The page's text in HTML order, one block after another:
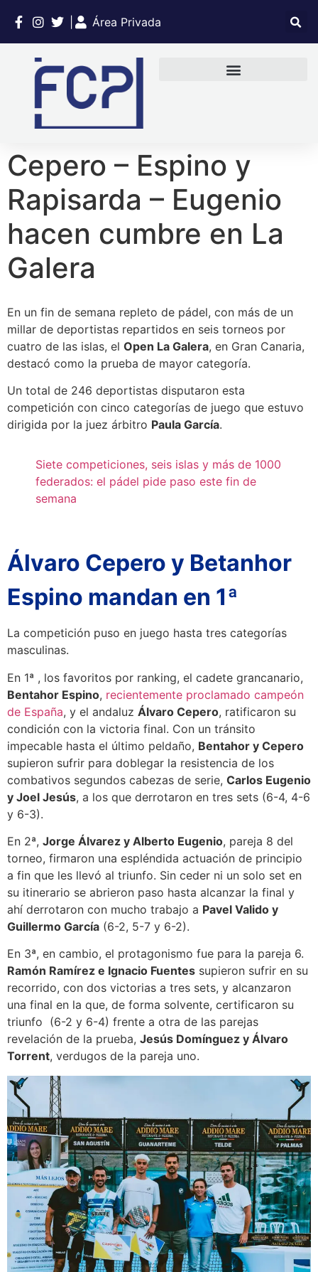
Área Privada
Cepero – Espino y
Rapisarda – Eugenio
hacen cumbre en La
Galera
En un fin de semana repleto de pádel, con más de un
millar de deportistas repartidos en seis torneos por
cuatro de las islas, el Open La Galera, en Gran Canaria,
destacó como la prueba de mayor categoría.
Un total de 246 deportistas disputaron esta
competición con cinco categorías de juego que estuvo
dirigida por la juez árbitro Paula García.
Siete competiciones, seis islas y más de 1000
federados: el pádel pide paso este fin de
semana
Álvaro Cepero y Betanhor
Espino mandan en 1ª
La competición puso en juego hasta tres categorías
masculinas.
En 1ª , los favoritos por ranking, el cadete grancanario,
Bentahor Espino, recientemente proclamado campeón
de España, y el andaluz Álvaro Cepero, ratificaron su
condición con la victoria final. Con un tránsito
impecable hasta el último peldaño, Bentahor y Cepero
supieron sufrir para doblegar la resistencia de los
combativos segundos cabezas de serie, Carlos Eugenio
y Joel Jesús, a los que derrotaron en tres sets (6-4, 4-6
y 6-3).
En 2ª, Jorge Álvarez y Alberto Eugenio, pareja 8 del
torneo, firmaron una espléndida actuación de principio
a fin que les llevó al triunfo. Sin ceder ni un solo set en
su itinerario se abrieron paso hasta alcanzar la final y
ahí derrotaron con mucho trabajo a Pavel Valido y
Guillermo García (6-2, 5-7 y 6-2).
En 3ª, en cambio, el protagonismo fue para la pareja 6.
Ramón Ramírez e Ignacio Fuentes supieron sufrir en su
recorrido, con dos victorias a tres sets, y alcanzaron
una final en la que, de forma solvente, certificaron su
triunfo (6-2 y 6-4) frente a otra de las parejas
revelación de la prueba, Jesús Domínguez y Álvaro
Torrent, verdugos de la pareja uno.